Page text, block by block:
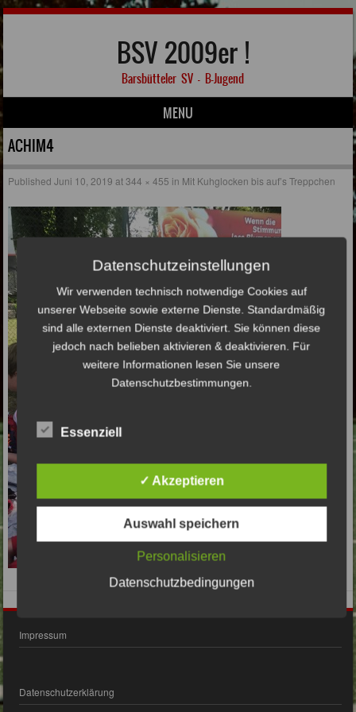
BSV 2009er !
Barsbütteler SV – B-Jugend
MENU
Skip to content
ACHIM4
PublishedJuni 10, 2019 at344 × 455 in Mit Kuhglocken bis auf’s Treppchen
Impressum
Datenschutzerklärung
Datenschutzeinstellungen
Wir verwenden technisch notwendige Cookies auf
unserer Webseite sowie externe Dienste. Standardmäßig
sind alle externen Dienste deaktiviert. Sie können diese
jedoch nach belieben aktivieren & deaktivieren. Für
weitere Informationen lesen Sie unsere
Datenschutzbestimmungen.
Essenziell
✓ Akzeptieren
Auswahl speichern
Personalisieren
Datenschutzbedingungen